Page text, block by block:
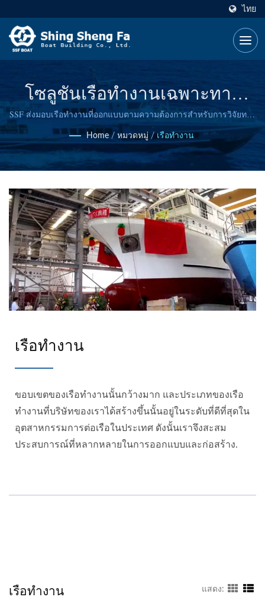
ไทย
โซลูชันเรือทำงานเฉพาะทาง
สำหรับการดำเนินงานทางทะเล
SSF ส่งมอบเรือทำงานที่ออกแบบตามความต้องการสำหรับการวิจัยทาง
ทะเล การสำรวจประมงชายฝั่ง การปฏิบัติการลาดตระเวนของรัฐบาล
และการขนส่งทางน้ำ โดยมีประสบการณ์การสร้างเรือมากกว่า 50 ปี.
Home / หมวดหมู่ / เรือทำงาน
เรือทำงาน
ขอบเขตของเรือทำงานนั้นกว้างมาก และประเภทของเรือ
ทำงานที่บริษัทของเราได้สร้างขึ้นนั้นอยู่ในระดับที่ดีที่สุดใน
อุตสาหกรรมการต่อเรือในประเทศ ดังนั้นเราจึงสะสม
ประสบการณ์ที่หลากหลายในการออกแบบและก่อสร้าง.
เรือทำงาน แสดง: